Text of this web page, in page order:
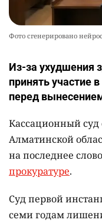
Фото сгенерировано
Из-за ухудшения
принять участие
перед
Кассационный
Алматинской
на последнее
прокуратуре.
Суд первой
семи годам